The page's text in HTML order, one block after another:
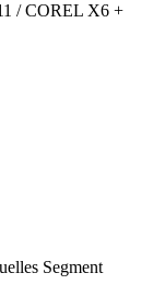
/ COREL X6 +
Segment